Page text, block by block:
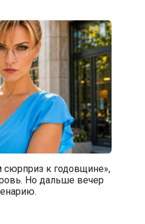
сюрприз к годовщине»,
Но дальше вечер